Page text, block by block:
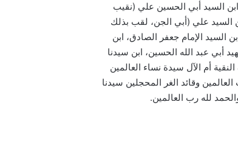
السيد أبي الحسين علي (نقيب
السيد علي (أبي الجن، لقب بذلك
السيد الإمام جعفر الصادق، ابن
أبي عبد الله الحسين، ابن سيدنا
أم الآل سيدة نساء العالمين
وقائد الغر المحجلين سيدنا
لله رب العالمين.